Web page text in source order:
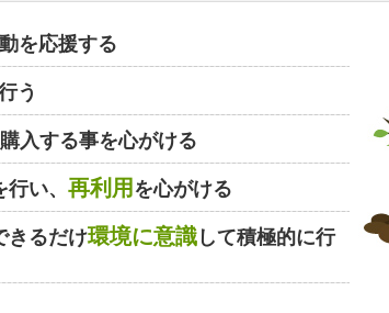
を応援する
う
入する事を心がける
い、 再利用 を心がける
きるだけ環境に意識して積極的に行